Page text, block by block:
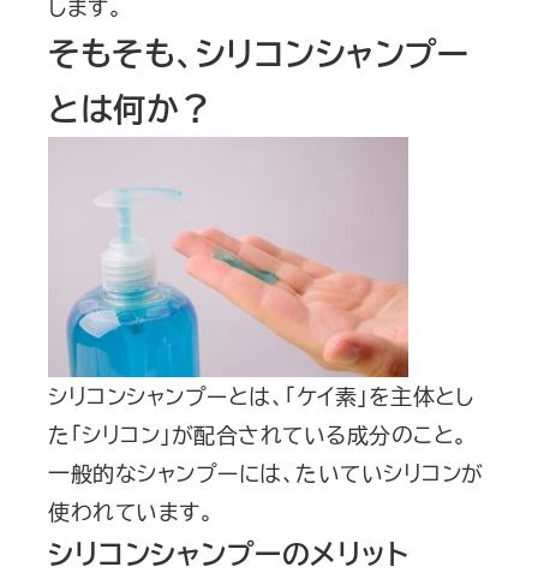
します。
そもそも、シリコンシャンプー
とは何か？
シリコンシャンプーとは、「ケイ素」を主体とし
た「シリコン」が配合されている成分のこと。
一般的なシャンプーには、たいていシリコンが
使われています。
シリコンシャンプーのメリット